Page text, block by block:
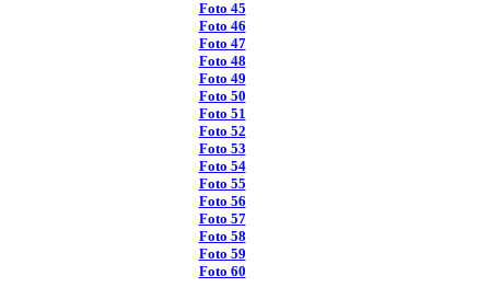
Foto 45
Foto 46
Foto 47
Foto 48
Foto 49
Foto 50
Foto 51
Foto 52
Foto 53
Foto 54
Foto 55
Foto 56
Foto 57
Foto 58
Foto 59
Foto 60